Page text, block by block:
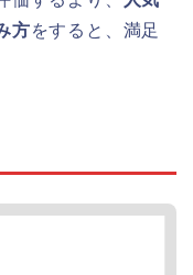
方をすると、満足